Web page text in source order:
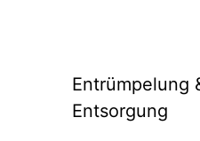
Entrümpelung
Entsorgung